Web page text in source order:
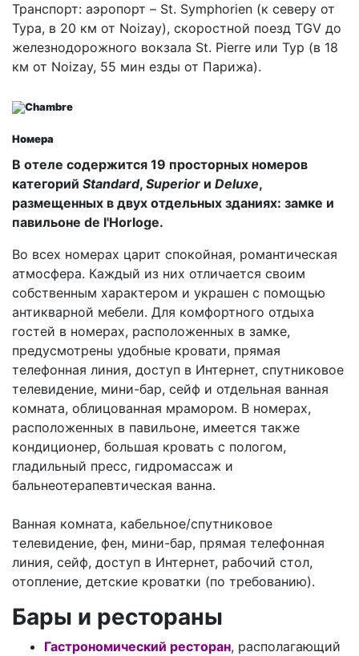
Транспорт: аэропорт – St. Symphorien (к северу от
Тура, в 20 км от Noizay), скоростной поезд TGV до
железнодорожного вокзала St. Pierre или Тур (в 18
км от Noizay, 55 мин езды от Парижа).
Номера
В отеле содержится 19 просторных номеров
категорий Standard, Superior и Deluxe,
размещенных в двух отдельных зданиях: замке и
павильоне de l'Horloge.
Во всех номерах царит спокойная, романтическая
атмосфера. Каждый из них отличается своим
собственным характером и украшен с помощью
антикварной мебели. Для комфортного отдыха
гостей в номерах, расположенных в замке,
предусмотрены удобные кровати, прямая
телефонная линия, доступ в Интернет, спутниковое
телевидение, мини-бар, сейф и отдельная ванная
комната, облицованная мрамором. В номерах,
расположенных в павильоне, имеется также
кондиционер, большая кровать с пологом,
гладильный пресс, гидромассаж и
бальнеотерапевтическая ванна.
Ванная комната, кабельное/спутниковое
телевидение, фен, мини-бар, прямая телефонная
линия, сейф, доступ в Интернет, рабочий стол,
отопление, детские кроватки (по требованию).
Бары и рестораны
Гастрономический ресторан, располагающий